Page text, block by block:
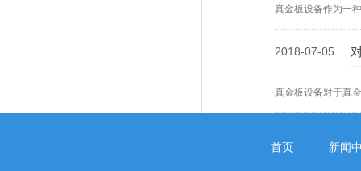
真金板设备作为一
2018-07-05
真金板设备对于真
首页 新闻